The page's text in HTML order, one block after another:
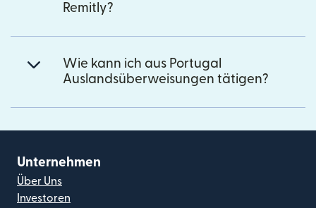
Remitly?
Wie kann ich aus Portugal
Auslandsüberweisungen tätigen?
Unternehmen
Über Uns
Investoren